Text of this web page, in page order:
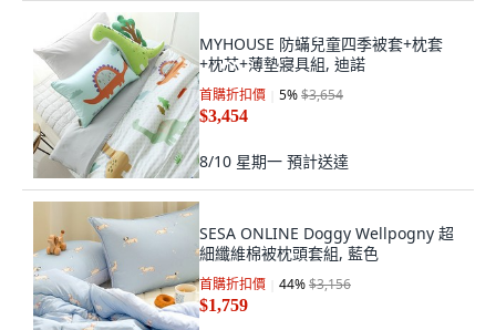
MYHOUSE 防蟎兒童四季被套+枕套
+枕芯+薄墊寢具組, 迪諾
首購折扣價 5%$3,654
$3,454
8/10 星期一 預計送達
SESA ONLINE Doggy Wellpogny 超
細纖維棉被枕頭套組, 藍色
首購折扣價 44%$3,156
$1,759